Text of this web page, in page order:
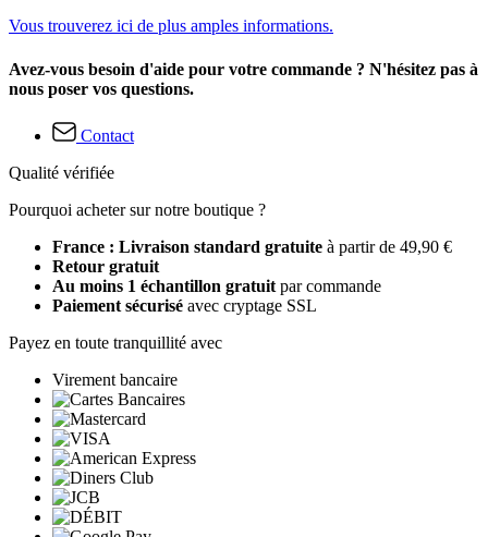
Vous trouverez ici de plus amples informations.
Avez-vous besoin d'aide pour votre commande ? N'hésitez pas à
nous poser vos questions.
Contact
Qualité vérifiée
Pourquoi acheter sur notre boutique ?
France : Livraison standard gratuite à partir de 49,90 €
Retour gratuit
Au moins 1 échantillon gratuit par commande
Paiement sécurisé avec cryptage SSL
Payez en toute tranquillité avec
Virement bancaire